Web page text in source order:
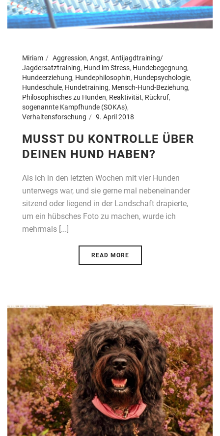
Miriam Aggression, Angst, Antijagdtraining/
Jagdersatztraining, Hund im Stress, Hundebegegnung,
Hundeerziehung, Hundephilosophin, Hundepsychologie,
Hundeschule, Hundetraining, Mensch-Hund-Beziehung,
Philosophisches zu Hunden, Reaktivität, Rückruf,
sogenannte Kampfhunde (SOKAs),
Verhaltensforschung
9. April 2018
MUSST DU KONTROLLE ÜBER
DEINEN HUND HABEN?
Als ich in den letzten Wochen mit vier Hunden
unterwegs war, und sie gerne mal nebeneinander
sitzend oder liegend in der Landschaft drapierte,
um ein hübsches Foto zu machen, wurde ich
mehrmals [...]
READ MORE